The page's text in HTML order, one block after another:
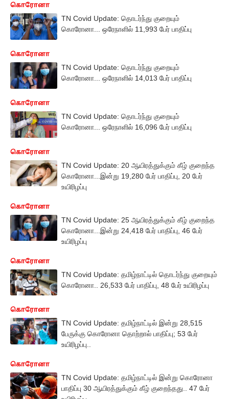
கொரோனா
TN Covid Update: தொடர்ந்து குறையும்
கொரோனா... ஒரேநாளில் 11,993 பேர் பாதிப்பு
கொரோனா
TN Covid Update: தொடர்ந்து குறையும்
கொரோனா... ஒரேநாளில் 14,013 பேர் பாதிப்பு
கொரோனா
TN Covid Update: தொடர்ந்து குறையும்
கொரோனா... ஒரேநாளில் 16,096 பேர் பாதிப்பு
கொரோனா
TN Covid Update: 20 ஆயிரத்துக்கும் கீழ் குறைந்த
கொரோனா...இன்று 19,280 பேர் பாதிப்பு, 20 பேர்
உயிரிழப்பு
கொரோனா
TN Covid Update: 25 ஆயிரத்துக்கும் கீழ் குறைந்த
கொரோனா...இன்று 24,418 பேர் பாதிப்பு, 46 பேர்
உயிரிழப்பு
கொரோனா
TN Covid Update: தமிழ்நாட்டில் தொடர்ந்து குறையும்
கொரோனா.. 26,533 பேர் பாதிப்பு, 48 பேர் உயிரிழப்பு
கொரோனா
TN Covid Update: தமிழ்நாட்டில் இன்று 28,515
பேருக்கு கொரோனா தொற்றால் பாதிப்பு; 53 பேர்
உயிரிழப்பு..
கொரோனா
TN Covid Update: தமிழ்நாட்டில் இன்று கொரோனா
பாதிப்பு 30 ஆயிரத்துக்கும் கீழ் குறைந்தது.. 47 பேர்